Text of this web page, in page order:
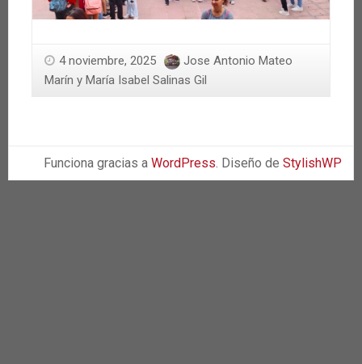
4 noviembre, 2025
Jose Antonio Mateo
Marín y María Isabel Salinas Gil
Funciona gracias a WordPress. Diseño de StylishWP